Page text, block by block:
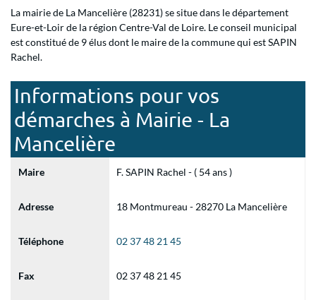
La mairie de La Mancelière (28231) se situe dans le département
Eure-et-Loir de la région Centre-Val de Loire. Le conseil municipal
est constitué de 9 élus dont le maire de la commune qui est SAPIN
Rachel.
Informations pour vos
démarches à Mairie - La
Mancelière
Maire F. SAPIN Rachel - ( 54 ans )
Adresse 18 Montmureau - 28270 La Mancelière
Téléphone 02 37 48 21 45
Fax 02 37 48 21 45